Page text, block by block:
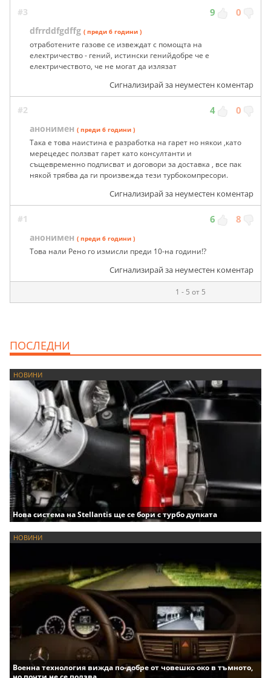
#3 9 0
dfrrddfgdffg ( преди 6 години )
отработените газове се извеждат с помощта на
електричество - гений, истински генийдобре че е
електричеството, че не могат да излязат
Сигнализирай за неуместен коментар
#2 4 0
анонимен ( преди 6 години )
Така е това наистина е разработка на гарет но някои ,като
мерецедес ползват гарет като консултанти и
същевременно подписват и договори за доставка , все пак
някой трябва да ги произвежда тези турбокомпресори.
Сигнализирай за неуместен коментар
#1 6 8
анонимен ( преди 6 години )
Това нали Рено го измисли преди 10-на години!?
Сигнализирай за неуместен коментар
1 - 5 от 5
ПОСЛЕДНИ
НОВИНИ
Нова система на Stellantis ще се бори с турбо дупката
НОВИНИ
Военна технология вижда по-добре от човешко око в тъмното,